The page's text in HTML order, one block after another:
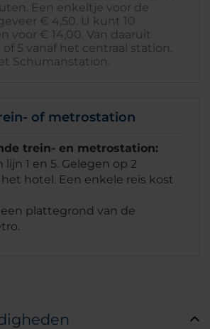
Een enkeltje voor de
€ 4,50. U kunt 10
voor € 14,00. Van daaruit
of 5 vanaf het centraal station.
Schumanstation.
of metrostation
trein- en metrostation:
lijn 1 en 5. Gelegen op 2
hotel. Een enkele reis kost
plattegrond van de